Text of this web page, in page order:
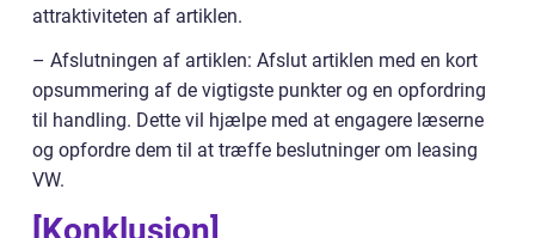
attraktiviteten af artiklen.
– Afslutningen af artiklen: Afslut artiklen med en kort
opsummering af de vigtigste punkter og en opfordring
til handling. Dette vil hjælpe med at engagere læserne
og opfordre dem til at træffe beslutninger om leasing
VW.